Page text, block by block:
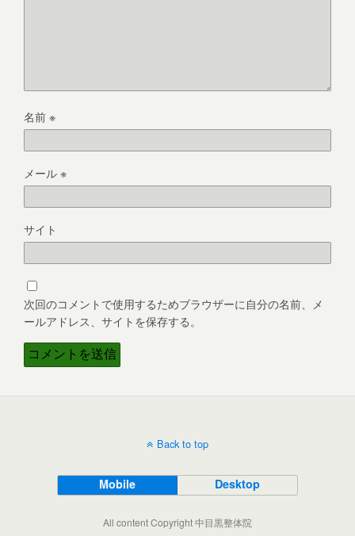
名前※
メール※
サイト
次回のコメントで使用するためブラウザーに自分の名前、メ
ールアドレス、サイトを保存する。
Back to top
Mobile Desktop
All content Copyright 中目黒整体院